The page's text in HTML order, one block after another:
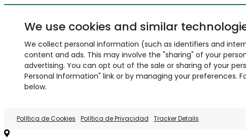
We use cookies and similar
We collect personal information (such as identifiers and
content and ads. This may involve the "sharing" of your
advertising. You can opt out of the sale or sharing of your
Personal Information" link or by managing your preferences.
below.
Política de Cookies Política de Privacidad Tracker Details